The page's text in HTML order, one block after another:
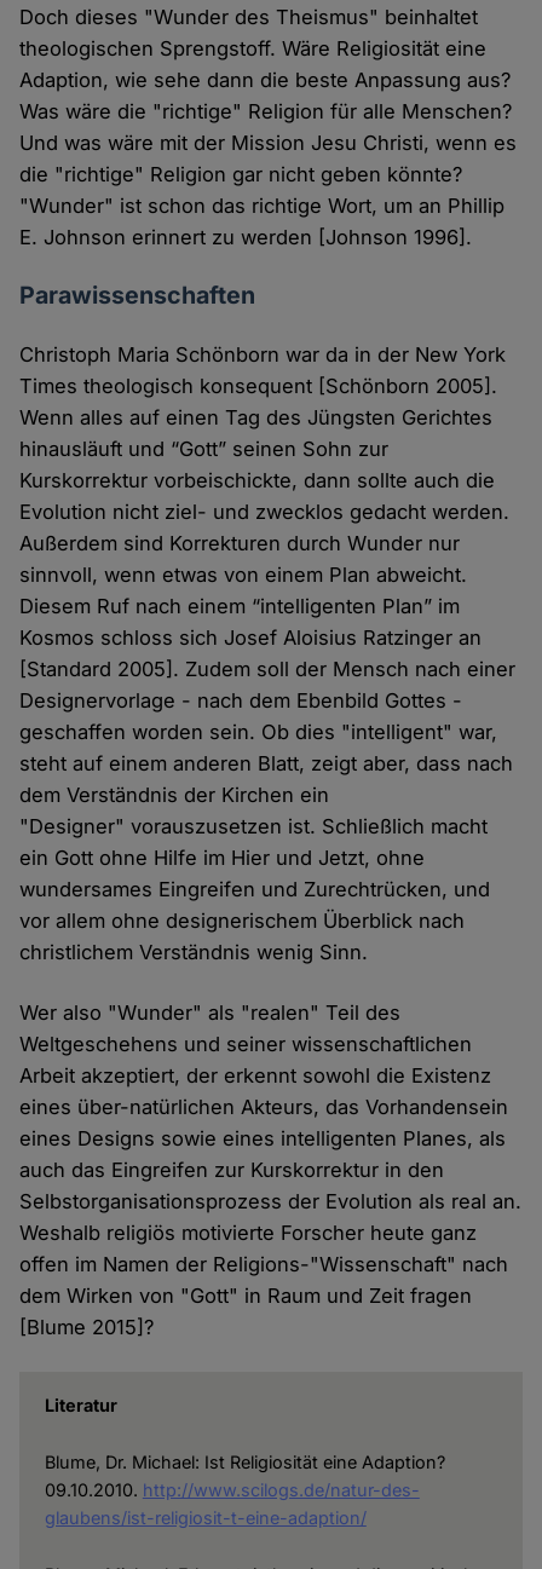
Doch dieses "Wunder des Theismus" beinhaltet
theologischen Sprengstoff. Wäre Religiosität eine
Adaption, wie sehe dann die beste Anpassung aus?
Was wäre die "richtige" Religion für alle Menschen?
Und was wäre mit der Mission Jesu Christi, wenn es
die "richtige" Religion gar nicht geben könnte?
"Wunder" ist schon das richtige Wort, um an Phillip
E. Johnson erinnert zu werden [Johnson 1996].
Parawissenschaften
Christoph Maria Schönborn war da in der New York
Times theologisch konsequent [Schönborn 2005].
Wenn alles auf einen Tag des Jüngsten Gerichtes
hinausläuft und “Gott” seinen Sohn zur
Kurskorrektur vorbeischickte, dann sollte auch die
Evolution nicht ziel- und zwecklos gedacht werden.
Außerdem sind Korrekturen durch Wunder nur
sinnvoll, wenn etwas von einem Plan abweicht.
Diesem Ruf nach einem “intelligenten Plan” im
Kosmos schloss sich Josef Aloisius Ratzinger an
[Standard 2005]. Zudem soll der Mensch nach einer
Designervorlage - nach dem Ebenbild Gottes -
geschaffen worden sein. Ob dies "intelligent" war,
steht auf einem anderen Blatt, zeigt aber, dass nach
dem Verständnis der Kirchen ein
"Designer" vorauszusetzen ist. Schließlich macht
ein Gott ohne Hilfe im Hier und Jetzt, ohne
wundersames Eingreifen und Zurechtrücken, und
vor allem ohne designerischem Überblick nach
christlichem Verständnis wenig Sinn.
Wer also "Wunder" als "realen" Teil des
Weltgeschehens und seiner wissenschaftlichen
Arbeit akzeptiert, der erkennt sowohl die Existenz
eines über-natürlichen Akteurs, das Vorhandensein
eines Designs sowie eines intelligenten Planes, als
auch das Eingreifen zur Kurskorrektur in den
Selbstorganisationsprozess der Evolution als real an.
Weshalb religiös motivierte Forscher heute ganz
offen im Namen der Religions-"Wissenschaft" nach
dem Wirken von "Gott" in Raum und Zeit fragen
[Blume 2015]?
Literatur
Blume, Dr. Michael: Ist Religiosität eine Adaption?
09.10.2010. http://www.scilogs.de/natur-des-
glaubens/ist-religiosit-t-eine-adaption/